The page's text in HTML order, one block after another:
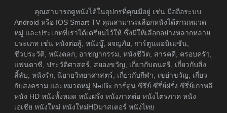
คุณสามารถดูหนังได้ในอุปกรที่คุณมีอยู่ เช่น มือถือระบบ
Android หรือ IOS Smart TV คุณสามารถเลือกหนังได้ตามหมวด
หมู่ และประเภทที่เราได้เตรียมไว้ให้ ซึ่งมีให้เลือกอย่างหลากหลาย
ประเภท เช่น หนังต่อสู้, หนังบู๊, ผจญภัย, การ์ตูนแอนิเมชัน,
ชีวประวัติ, หนังตลก, อาชญากรรม, หนังชีวิต, สารคดี, ครอบครัว,
แฟนตาซี, ประวัติศาสตร์, สยองขวัญ, เกี่ยวกับดนตรี, เกี่ยวกับสิ่ง
ลี้ลับ, หนังรัก, นิยายวิทยาศาสตร์, เกี่ยวกับกีฬา, เขย่าขวัญ, เกี่ยว
กับสงคราม และหมวดหมู่ Netflix การ์ตูน ซีรีย์ ซีรี่ย์ฝรั่ง ซีรี่ย์เกาหลี
หนัง HD หนังทั้งหมด หนังฝรั่ง หนังภาคต่อ หนังไตรภาค หนัง
เอเชีย หนังใหม่ หนังใหม่HDมาสเตอร์ หนังไทย